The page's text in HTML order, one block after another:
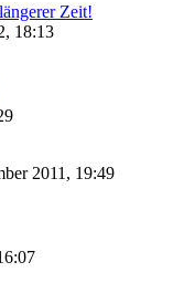
Zeit!
18:13
2011, 19:49